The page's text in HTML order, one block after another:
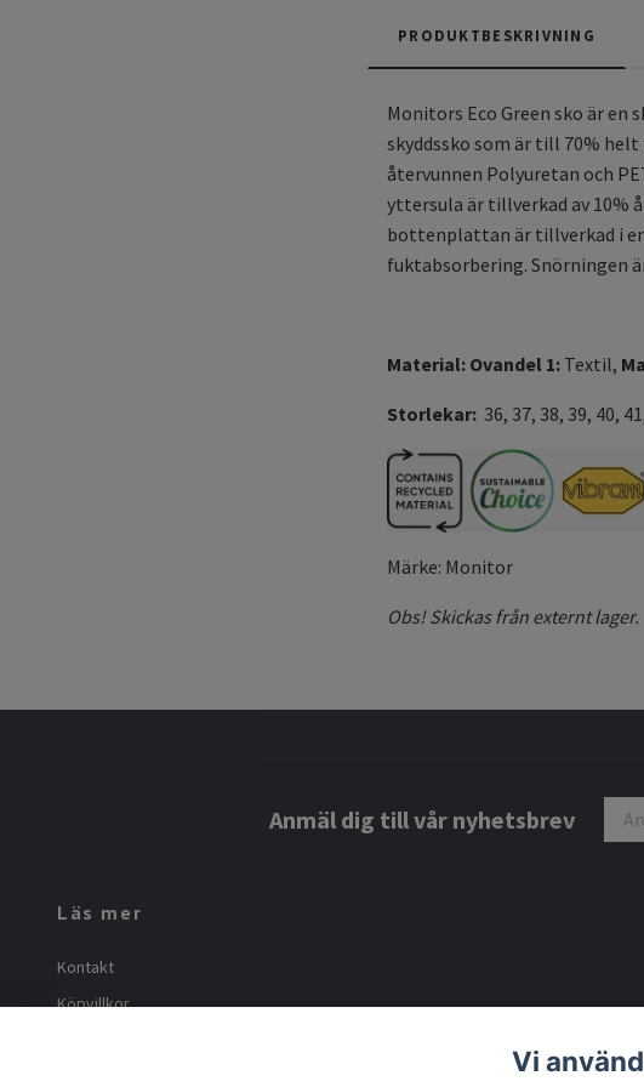
PRODUKTBESKRIVNING
Monitors Eco Green sko är
skyddssko som är till 70%
återvunnen Polyuretan och
yttersula är tillverkad av 10%
bottenplattan är tillverkad i
fuktabsorbering. Snörningen
Material: Ovandel 1: Textil,
Storlekar: 36, 37, 38, 39, 40,
Märke: Monitor
Obs! Skickas från externt lager.
Anmäl dig till vår nyhetsbrev
Läs mer
Kontakt
Köpvillkor
Vi